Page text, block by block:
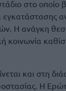
στο οποίο
Η ανάγκη
κοινωνία
και στη
Η